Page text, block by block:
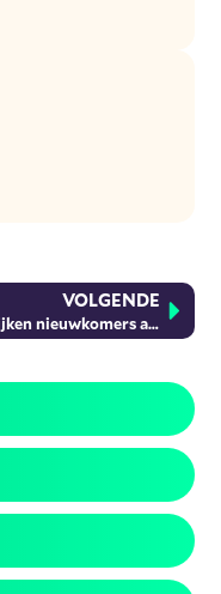
VOLGENDE
Hoe kijken nieuwkomers aan tegen de Wet inburgering